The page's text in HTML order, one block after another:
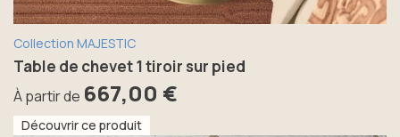
Collection MAJESTIC
Table de chevet 1 tiroir sur pied
À partir de 667,00 €
Découvrir ce produit